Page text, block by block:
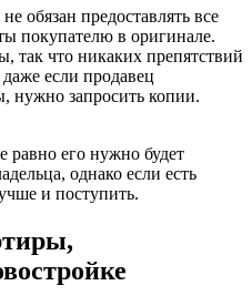
обязан предоставлять все
покупателю в оригинале.
так что никаких препятствий
если продавец
нужно запросить копии.
равно его нужно будет
однако если есть
и поступить.